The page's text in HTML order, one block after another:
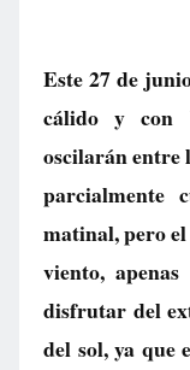
Este 27 de
cálido y con
oscilarán entre
parcialmente
matinal, pero
viento,
disfrutar del
del sol, ya que